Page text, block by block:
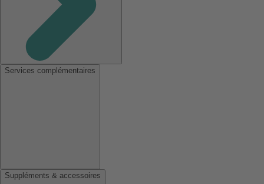
Services complémentaires
Suppléments & accessoires